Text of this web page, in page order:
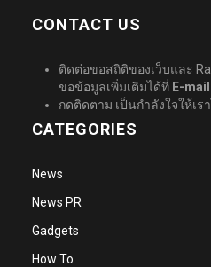
CONTACT US
ติดต่อขอสถิติของเว็บและ
ขอข้อมูลเพิ่มเติมได้ที่ E-mail
กดติดตาม เป็นกำลังใจให้เร
CATEGORIES
News
News PR
Gadgets
How To